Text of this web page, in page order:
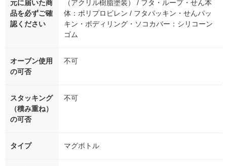
元に届いた商
品を必ずご確
認ください
（アクリル樹脂塗装） / フタ・ループ・せん本
体：ポリプロピレン / フタパッキン・せんパッ
キン・ボディリング・ソコカバー：シリコーン
ゴム
オーブン使用
の可否
不可
スタッキング
（積み重ね）
の可否
不可
タイプ マグボトル